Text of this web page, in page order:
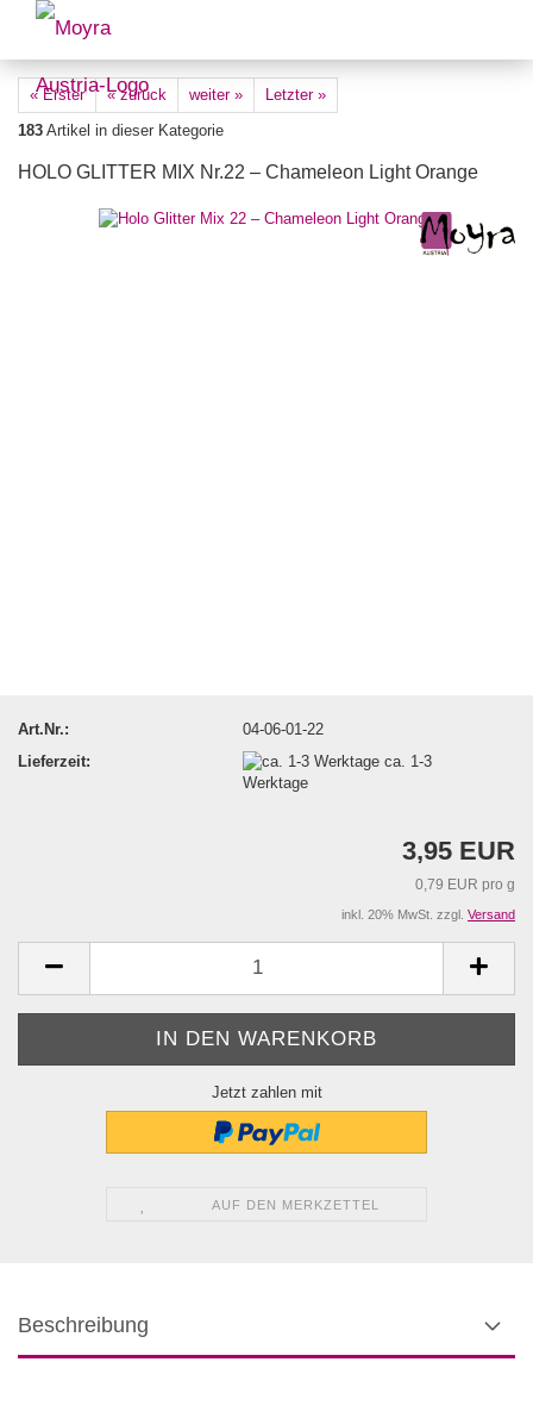
« Erster « zurück weiter »
Letzter »
183 Artikel in dieser Kategorie
HOLO GLITTER MIX Nr.22 – Chameleon Light Orange
Art.Nr.:
04-06-01-22
Lieferzeit:
ca. 1-3
Werktage
3,95 EUR
0,79 EUR pro g
inkl. 20% MwSt. zzgl. Versand
Jetzt zahlen mit
AUF DEN MERKZETTEL
Beschreibung